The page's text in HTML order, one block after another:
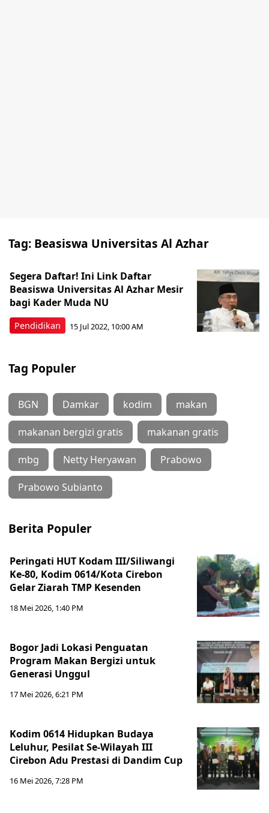
Tag: Beasiswa Universitas Al Azhar
Pendidikan
Segera Daftar! Ini Link Daftar
Beasiswa Universitas Al Azhar Mesir
bagi Kader Muda NU
15 Jul 2022, 10:00 AM
Tag Populer
BGN Damkar kodim makan
makanan bergizi gratis makanan gratis
mbg Netty Heryawan Prabowo
Prabowo Subianto
Berita Populer
Peringati HUT Kodam III/Siliwangi
Ke-80, Kodim 0614/Kota Cirebon
Gelar Ziarah TMP Kesenden
18 Mei 2026, 1:40 PM
Bogor Jadi Lokasi Penguatan
Program Makan Bergizi untuk
Generasi Unggul
17 Mei 2026, 6:21 PM
Kodim 0614 Hidupkan Budaya
Leluhur, Pesilat Se-Wilayah III
Cirebon Adu Prestasi di Dandim Cup
16 Mei 2026, 7:28 PM